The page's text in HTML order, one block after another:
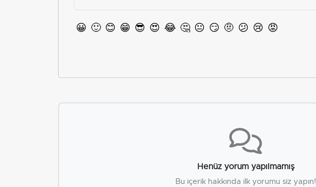
😀 🙂 😊 😁 😎 😍 😂 🤔 😐 😏 🤨 😕 😢 😡
Henüz yorum yapılmamış
Bu içerik hakkında ilk yorumu siz yapın!